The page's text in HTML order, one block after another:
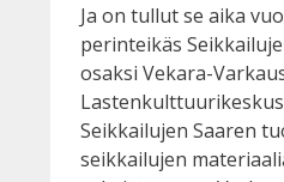
Ja on tullut se aika
perinteikäs
osaksi Vekara-
Seikkailujen Saaren
seikkailujen